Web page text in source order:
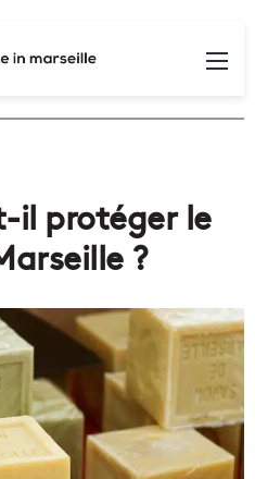
il protéger le
?